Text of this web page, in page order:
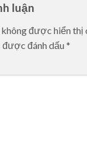
luận
không được hiển thị
đánh dấu *